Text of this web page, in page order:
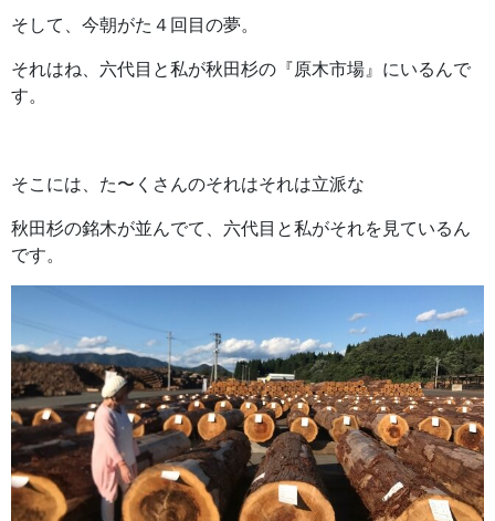
そして、今朝がた４回目の夢。
それはね、六代目と私が秋田杉の『原木市場』にいるんで
す。
そこには、た〜くさんのそれはそれは立派な
秋田杉の銘木が並んでて、六代目と私がそれを見ているん
です。